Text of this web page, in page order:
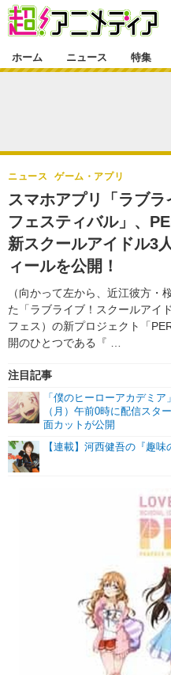
ゲーム・アプリ
グッズ
声優
特集一覧
ラキりす
連載マンガ
連載マンガ一覧
番組・動画一覧
動画
連載・ブログ
連載・ブログ一覧
編集部ブログ・お知らせ
ホーム ニュース 特集
スマホアプリ「ラブ
フェスティバル」、
新スクールアイドル3
ィールを公開！
（向かって左から、近江彼方
た「ラブライブ！スクールアイ
フェス）の新プロジェクト「
開のひとつである『 …
ニュース ゲーム・アプリ
注目記事
「僕のヒーローアカデミ
（月）午前0時に配信スタ
面カットが公開
【連載】河西健吾の『趣味